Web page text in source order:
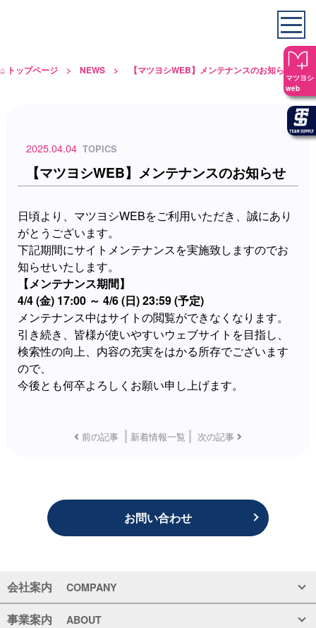
マツヨシ
web
⌂ トップページ > NEWS > 【マツヨシWEB】メンテナンスのお知らせ
2025.04.04 TOPICS
【マツヨシWEB】メンテナンスのお知らせ
日頃より、マツヨシWEBをご利用いただき、誠にあり
がとうございます。
下記期間にサイトメンテナンスを実施致しますのでお
知らせいたします。
【メンテナンス期間】
4/4 (金) 17:00 ～ 4/6 (日) 23:59 (予定)
メンテナンス中はサイトの閲覧ができなくなります。
引き続き、皆様が使いやすいウェブサイトを目指し、
検索性の向上、内容の充実をはかる所存でございます
ので、
今後とも何卒よろしくお願い申し上げます。
前の記事 新着情報一覧 次の記事
お問い合わせ
会社案内 COMPANY
事業案内 ABOUT